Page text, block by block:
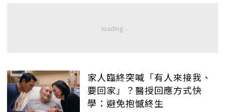
家人臨終突喊「有人來接我、
要回家」？醫授回應方式快
學：避免抱憾終生